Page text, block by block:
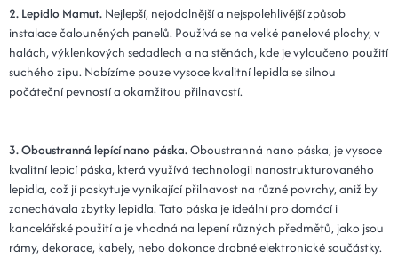
Kód: Plot 30x110x3 - 15 mátová 14 dní
25x120x3 - 15 mátová
Kód: Plot 25x120x3 - 15 mátová
649 Kč
14 dní
2. Lepidlo Mamut. Nejlepší, nejodolnější a nejspolehlivější způsob
instalace čalouněných panelů. Používá se na velké panelové plochy, v
halách, výklenkových sedadlech a na stěnách, kde je vyloučeno použití
suchého zipu. Nabízíme pouze vysoce kvalitní lepidla se silnou
počáteční pevností a okamžitou přilnavostí.
3. Oboustranná lepící nano páska.Oboustranná nano páska, je vysoce
kvalitní lepicí páska, která využívá technologii nanostrukturovaného
lepidla, což jí poskytuje vynikající přilnavost na různé povrchy, aniž by
zanechávala zbytky lepidla. Tato páska je ideální pro domácí i
kancelářské použití a je vhodná na lepení různých předmětů, jako jsou
rámy, dekorace, kabely, nebo dokonce drobné elektronické součástky.